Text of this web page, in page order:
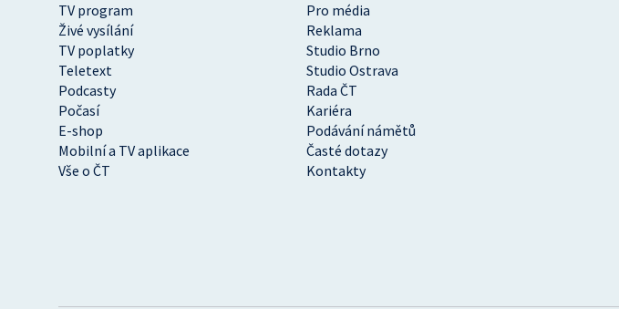
TV program
Pro média
Živé vysílání
Reklama
TV poplatky
Studio Brno
Teletext
Studio Ostrava
Podcasty
Rada ČT
Počasí
Kariéra
E-shop
Podávání námětů
Mobilní a TV aplikace
Časté dotazy
Vše o ČT
Kontakty